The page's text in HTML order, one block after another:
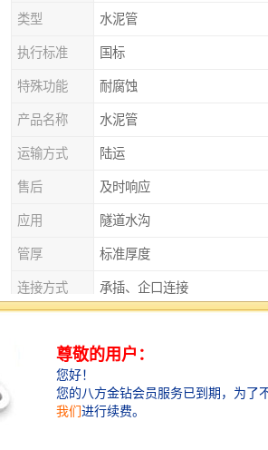
类型 水泥管
执行标准 国标
特殊功能 耐腐蚀
产品名称 水泥管
运输方式 陆运
售后 及时响应
应用 隧道水沟
管厚 标准厚度
连接方式 承插、企口连接
产品种类 平口管、企口管、承插口管、
实心砌块
125